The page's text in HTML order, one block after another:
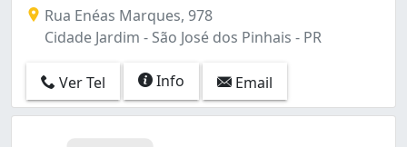
Rua Enéas Marques, 978
Cidade Jardim - São José dos Pinhais - PR
Ver Tel Info Email